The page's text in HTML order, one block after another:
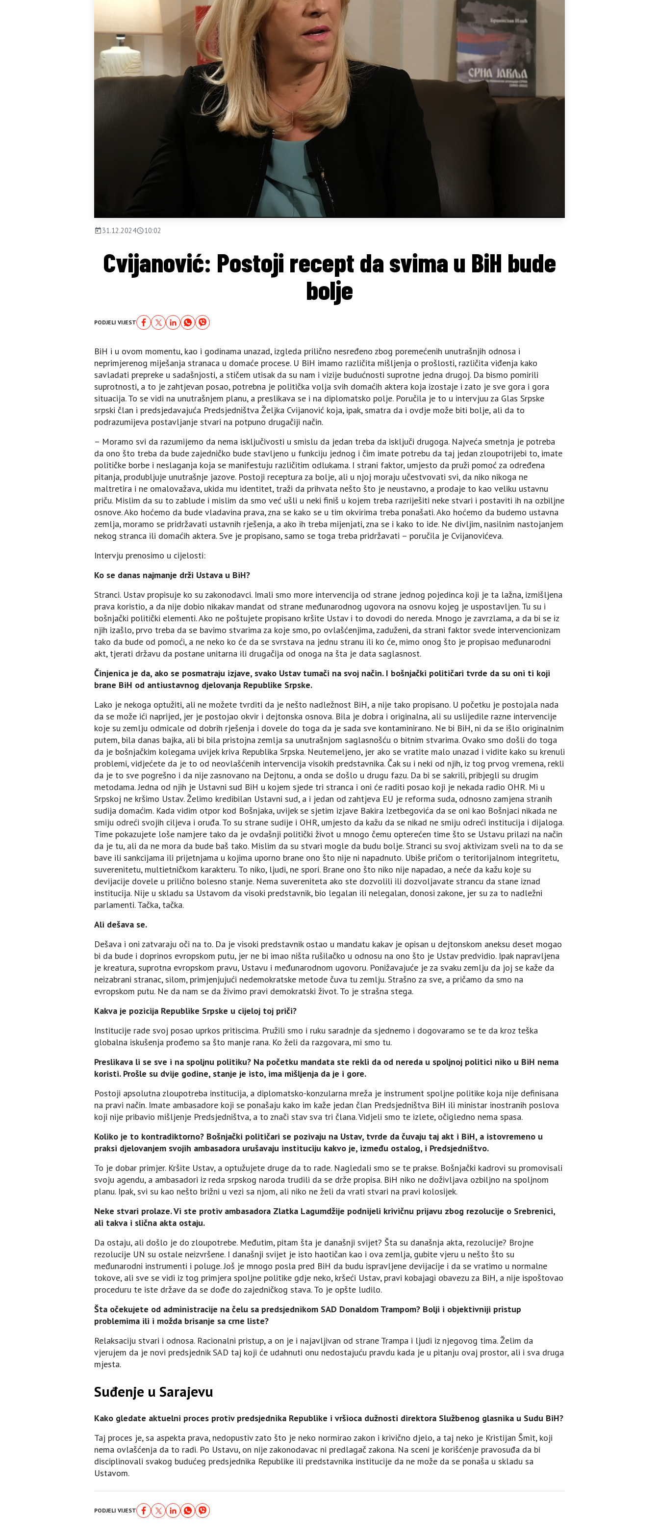
31.12.2024 10:02
Cvijanović: Postoji recept da svima u BiH bude
bolje
PODJELI VIJEST
BiH i u ovom momentu, kao i godinama unazad, izgleda prilično nesređeno zbog poremećenih unutrašnjih odnosa i
neprimjerenog miješanja stranaca u domaće procese. U BiH imamo različita mišljenja o prošlosti, različita viđenja kako
savladati prepreke u sadašnjosti, a stičem utisak da su nam i vizije budućnosti suprotne jedna drugoj. Da bismo pomirili
suprotnosti, a to je zahtjevan posao, potrebna je politička volja svih domaćih aktera koja izostaje i zato je sve gora i gora
situacija. To se vidi na unutrašnjem planu, a preslikava se i na diplomatsko polje. Poručila je to u intervjuu za Glas Srpske
srpski član i predsjedavajuća Predsjedništva Željka Cvijanović koja, ipak, smatra da i ovdje može biti bolje, ali da to
podrazumijeva postavljanje stvari na potpuno drugačiji način.
– Moramo svi da razumijemo da nema isključivosti u smislu da jedan treba da isključi drugoga. Najveća smetnja je potreba
da ono što treba da bude zajedničko bude stavljeno u funkciju jednog i čim imate potrebu da taj jedan zloupotrijebi to, imate
političke borbe i neslaganja koja se manifestuju različitim odlukama. I strani faktor, umjesto da pruži pomoć za određena
pitanja, produbljuje unutrašnje jazove. Postoji receptura za bolje, ali u njoj moraju učestvovati svi, da niko nikoga ne
maltretira i ne omalovažava, ukida mu identitet, traži da prihvata nešto što je neustavno, a prodaje to kao veliku ustavnu
priču. Mislim da su to zablude i mislim da smo već ušli u neki finiš u kojem treba razriješiti neke stvari i postaviti ih na ozbiljne
osnove. Ako hoćemo da bude vladavina prava, zna se kako se u tim okvirima treba ponašati. Ako hoćemo da budemo ustavna
zemlja, moramo se pridržavati ustavnih rješenja, a ako ih treba mijenjati, zna se i kako to ide. Ne divljim, nasilnim nastojanjem
nekog stranca ili domaćih aktera. Sve je propisano, samo se toga treba pridržavati – poručila je Cvijanovićeva.
Intervju prenosimo u cijelosti:
Ko se danas najmanje drži Ustava u BiH?
Stranci. Ustav propisuje ko su zakonodavci. Imali smo more intervencija od strane jednog pojedinca koji je ta lažna, izmišljena
prava koristio, a da nije dobio nikakav mandat od strane međunarodnog ugovora na osnovu kojeg je uspostavljen. Tu su i
bošnjački politički elementi. Ako ne poštujete propisano kršite Ustav i to dovodi do nereda. Mnogo je zavrzlama, a da bi se iz
njih izašlo, prvo treba da se bavimo stvarima za koje smo, po ovlašćenjima, zaduženi, da strani faktor svede intervencionizam
tako da bude od pomoći, a ne neko ko će da se svrstava na jednu stranu ili ko će, mimo onog što je propisao međunarodni
akt, tjerati državu da postane unitarna ili drugačija od onoga na šta je data saglasnost.
Činjenica je da, ako se posmatraju izjave, svako Ustav tumači na svoj način. I bošnjački političari tvrde da su oni ti koji
brane BiH od antiustavnog djelovanja Republike Srpske.
Lako je nekoga optužiti, ali ne možete tvrditi da je nešto nadležnost BiH, a nije tako propisano. U početku je postojala nada
da se može ići naprijed, jer je postojao okvir i dejtonska osnova. Bila je dobra i originalna, ali su uslijedile razne intervencije
koje su zemlju odmicale od dobrih rješenja i dovele do toga da je sada sve kontaminirano. Ne bi BiH, ni da se išlo originalnim
putem, bila danas bajka, ali bi bila pristojna zemlja sa unutrašnjom saglasnošću o bitnim stvarima. Ovako smo došli do toga
da je bošnjačkim kolegama uvijek kriva Republika Srpska. Neutemeljeno, jer ako se vratite malo unazad i vidite kako su krenuli
problemi, vidjećete da je to od neovlašćenih intervencija visokih predstavnika. Čak su i neki od njih, iz tog prvog vremena, rekli
da je to sve pogrešno i da nije zasnovano na Dejtonu, a onda se došlo u drugu fazu. Da bi se sakrili, pribjegli su drugim
metodama. Јedna od njih je Ustavni sud BiH u kojem sjede tri stranca i oni će raditi posao koji je nekada radio OHR. Mi u
Srpskoj ne kršimo Ustav. Želimo kredibilan Ustavni sud, a i jedan od zahtjeva EU je reforma suda, odnosno zamjena stranih
sudija domaćim. Kada vidim otpor kod Bošnjaka, uvijek se sjetim izjave Bakira Izetbegovića da se oni kao Bošnjaci nikada ne
smiju odreći svojih ciljeva i oruđa. To su strane sudije i OHR, umjesto da kažu da se nikad ne smiju odreći institucija i dijaloga.
Time pokazujete loše namjere tako da je ovdašnji politički život u mnogo čemu opterećen time što se Ustavu prilazi na način
da je tu, ali da ne mora da bude baš tako. Mislim da su stvari mogle da budu bolje. Stranci su svoj aktivizam sveli na to da se
bave ili sankcijama ili prijetnjama u kojima uporno brane ono što nije ni napadnuto. Ubiše pričom o teritorijalnom integritetu,
suverenitetu, multietničkom karakteru. To niko, ljudi, ne spori. Brane ono što niko nije napadao, a neće da kažu koje su
devijacije dovele u prilično bolesno stanje. Nema suvereniteta ako ste dozvolili ili dozvoljavate strancu da stane iznad
institucija. Nije u skladu sa Ustavom da visoki predstavnik, bio legalan ili nelegalan, donosi zakone, jer su za to nadležni
parlamenti. Tačka, tačka.
Ali dešava se.
Dešava i oni zatvaraju oči na to. Da je visoki predstavnik ostao u mandatu kakav je opisan u dejtonskom aneksu deset mogao
bi da bude i doprinos evropskom putu, jer ne bi imao ništa rušilačko u odnosu na ono što je Ustav predvidio. Ipak napravljena
je kreatura, suprotna evropskom pravu, Ustavu i međunarodnom ugovoru. Ponižavajuće je za svaku zemlju da joj se kaže da
neizabrani stranac, silom, primjenjujući nedemokratske metode čuva tu zemlju. Strašno za sve, a pričamo da smo na
evropskom putu. Ne da nam se da živimo pravi demokratski život. To je strašna stega.
Kakva je pozicija Republike Srpske u cijeloj toj priči?
Institucije rade svoj posao uprkos pritiscima. Pružili smo i ruku saradnje da sjednemo i dogovaramo se te da kroz teška
globalna iskušenja prođemo sa što manje rana. Ko želi da razgovara, mi smo tu.
Preslikava li se sve i na spoljnu politiku? Na početku mandata ste rekli da od nereda u spoljnoj politici niko u BiH nema
koristi. Prošle su dvije godine, stanje je isto, ima mišljenja da je i gore.
Postoji apsolutna zloupotreba institucija, a diplomatsko-konzularna mreža je instrument spoljne politike koja nije definisana
na pravi način. Imate ambasadore koji se ponašaju kako im kaže jedan član Predsjedništva BiH ili ministar inostranih poslova
koji nije pribavio mišljenje Predsjedništva, a to znači stav sva tri člana. Vidjeli smo te izlete, očigledno nema spasa.
Koliko je to kontradiktorno? Bošnjački političari se pozivaju na Ustav, tvrde da čuvaju taj akt i BiH, a istovremeno u
praksi djelovanjem svojih ambasadora urušavaju instituciju kakvo je, između ostalog, i Predsjedništvo.
To je dobar primjer. Kršite Ustav, a optužujete druge da to rade. Nagledali smo se te prakse. Bošnjački kadrovi su promovisali
svoju agendu, a ambasadori iz reda srpskog naroda trudili da se drže propisa. BiH niko ne doživljava ozbiljno na spoljnom
planu. Ipak, svi su kao nešto brižni u vezi sa njom, ali niko ne želi da vrati stvari na pravi kolosijek.
Neke stvari prolaze. Vi ste protiv ambasadora Zlatka Lagumdžije podnijeli krivičnu prijavu zbog rezolucije o Srebrenici,
ali takva i slična akta ostaju.
Da ostaju, ali došlo je do zloupotrebe. Međutim, pitam šta je današnji svijet? Šta su današnja akta, rezolucije? Brojne
rezolucije UN su ostale neizvršene. I današnji svijet je isto haotičan kao i ova zemlja, gubite vjeru u nešto što su
međunarodni instrumenti i poluge. Јoš je mnogo posla pred BiH da budu ispravljene devijacije i da se vratimo u normalne
tokove, ali sve se vidi iz tog primjera spoljne politike gdje neko, kršeći Ustav, pravi kobajagi obavezu za BiH, a nije ispoštovao
proceduru te iste države da se dođe do zajedničkog stava. To je opšte ludilo.
Šta očekujete od administracije na čelu sa predsjednikom SAD Donaldom Trampom? Bolji i objektivniji pristup
problemima ili i možda brisanje sa crne liste?
Relaksaciju stvari i odnosa. Racionalni pristup, a on je i najavljivan od strane Trampa i ljudi iz njegovog tima. Želim da
vjerujem da je novi predsjednik SAD taj koji će udahnuti onu nedostajuću pravdu kada je u pitanju ovaj prostor, ali i sva druga
mjesta.
Suđenje u Sarajevu
Kako gledate aktuelni proces protiv predsjednika Republike i vršioca dužnosti direktora Službenog glasnika u Sudu BiH?
Taj proces je, sa aspekta prava, nedopustiv zato što je neko normirao zakon i krivično djelo, a taj neko je Kristijan Šmit, koji
nema ovlašćenja da to radi. Po Ustavu, on nije zakonodavac ni predlagač zakona. Na sceni je korišćenje pravosuđa da bi
disciplinovali svakog budućeg predsjednika Republike ili predstavnika institucije da ne može da se ponaša u skladu sa
Ustavom.
PODJELI VIJEST